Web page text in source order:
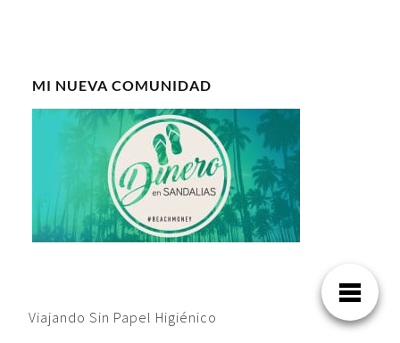
MI NUEVA COMUNIDAD
Viajando Sin Papel Higiénico